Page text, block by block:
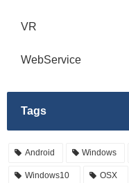
VR
WebService
Tags
Android Windows
Windows10 OSX